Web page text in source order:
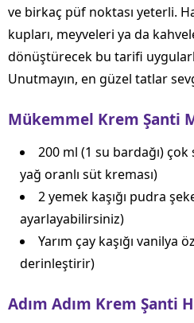
ve birkaç püf noktası yeterli.
kupları, meyveleri ya da
dönüştürecek bu tarifi
Unutmayın, en güzel tatlar
Mükemmel Krem Şanti
200 ml (1 su bardağı)
yağ oranlı süt kreması)
2 yemek kaşığı pudra
ayarlayabilirsiniz)
Yarım çay kaşığı vanilya
derinleştirir)
Adım Adım Krem Şanti